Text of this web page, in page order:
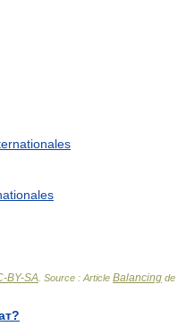
BY-SA . Source : Article Balancing de